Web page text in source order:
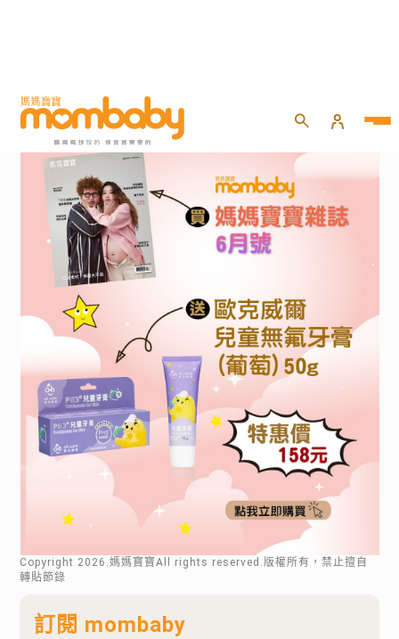
Copyright 2026 .媽媽寶寶All rights reserved.版權所有，禁止擅自
轉貼節錄
訂閱 mombaby